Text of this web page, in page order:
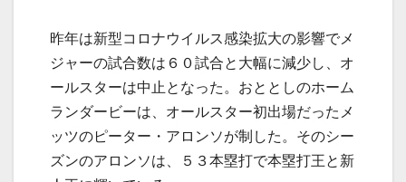
昨年は新型コロナウイルス感染拡大の影響でメ
ジャーの試合数は６０試合と大幅に減少し、オ
ールスターは中止となった。おととしのホーム
ランダービーは、オールスター初出場だったメ
ッツのピーター・アロンソが制した。そのシー
ズンのアロンソは、５３本塁打で本塁打王と新